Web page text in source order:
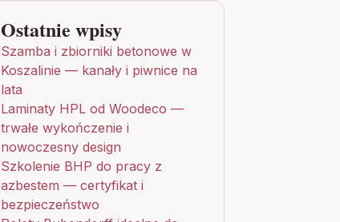
Ostatnie wpisy
Szamba i zbiorniki betonowe w
Koszalinie — kanały i piwnice na
lata
Laminaty HPL od Woodeco —
trwałe wykończenie i
nowoczesny design
Szkolenie BHP do pracy z
azbestem — certyfikat i
bezpieczeństwo